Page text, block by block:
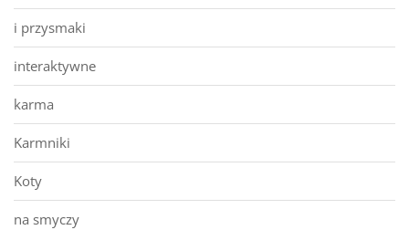
i przysmaki
interaktywne
karma
Karmniki
Koty
na smyczy